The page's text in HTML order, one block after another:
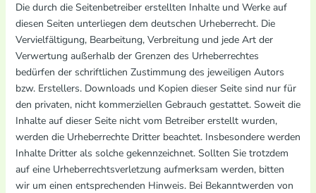
Die durch die Seitenbetreiber erstellten Inhalte und Werke auf
diesen Seiten unterliegen dem deutschen Urheberrecht. Die
Vervielfältigung, Bearbeitung, Verbreitung und jede Art der
Verwertung außerhalb der Grenzen des Urheberrechtes
bedürfen der schriftlichen Zustimmung des jeweiligen Autors
bzw. Erstellers. Downloads und Kopien dieser Seite sind nur für
den privaten, nicht kommerziellen Gebrauch gestattet. Soweit die
Inhalte auf dieser Seite nicht vom Betreiber erstellt wurden,
werden die Urheberrechte Dritter beachtet. Insbesondere werden
Inhalte Dritter als solche gekennzeichnet. Sollten Sie trotzdem
auf eine Urheberrechtsverletzung aufmerksam werden, bitten
wir um einen entsprechenden Hinweis. Bei Bekanntwerden von